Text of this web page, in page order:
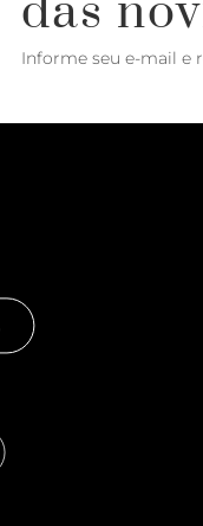
das
Informe seu e-mail e